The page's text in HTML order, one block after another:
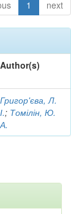
1 next
Author(s)
Григор'єва, Л.
І.; Томілін, Ю.
А.